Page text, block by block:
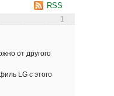
RSS
1
от другого
LG с этого